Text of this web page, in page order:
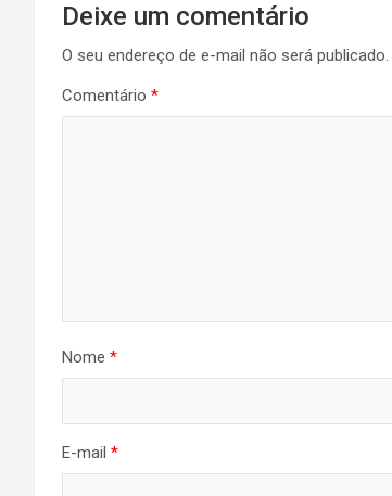
Deixe um comentário
O seu endereço de e-mail não será publicado.
Comentário *
Nome *
E-mail *